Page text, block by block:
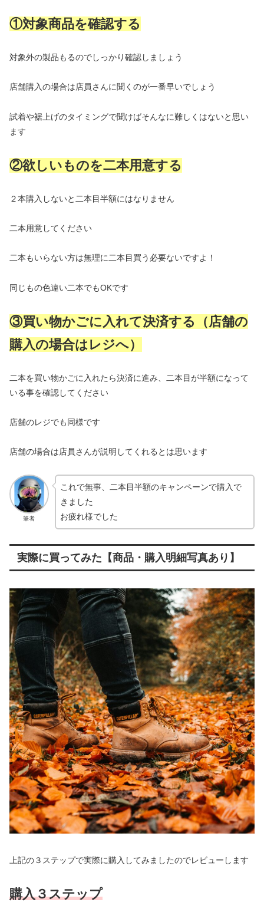
①対象商品を確認する
対象外の製品もるのでしっかり確認しましょう
店舗購入の場合は店員さんに聞くのが一番早いでしょう
試着や裾上げのタイミングで聞けばそんなに難しくはないと思い
ます
②欲しいものを二本用意する
２本購入しないと二本目半額にはなりません
二本用意してください
二本もいらない方は無理に二本目買う必要ないですよ！
同じもの色違い二本でもOKです
③買い物かごに入れて決済する（店舗の
購入の場合はレジへ）
二本を買い物かごに入れたら決済に進み、二本目が半額になって
いる事を確認してください
店舗のレジでも同様です
店舗の場合は店員さんが説明してくれるとは思います
筆者
これで無事、二本目半額のキャンペーンで購入で
きました
お疲れ様でした
実際に買ってみた【商品・購入明細写真あり】
上記の３ステップで実際に購入してみましたのでレビューします
購入３ステップ